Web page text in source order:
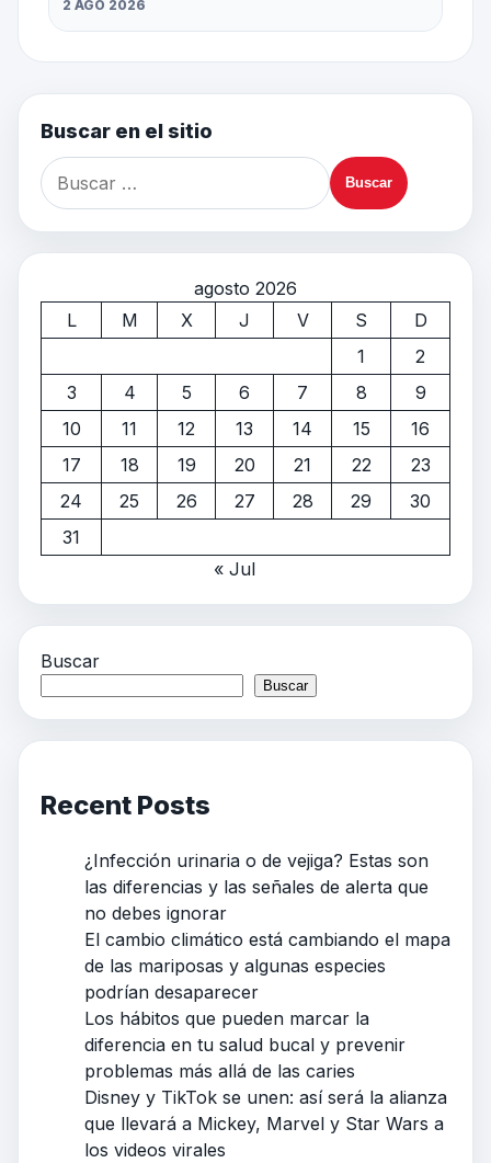
2 AGO 2026
Buscar en el sitio
agosto 2026
L
M X J V S
D
1
2
3
4 5 6 7 8
9
10
11 12 13 14 15
16
17
18 19 20 21 22
23
24
25 26 27 28 29
30
31
« Jul
Buscar
Buscar
Recent Posts
¿Infección urinaria o de vejiga? Estas son
las diferencias y las señales de alerta que
no debes ignorar
El cambio climático está cambiando el mapa
de las mariposas y algunas especies
podrían desaparecer
Los hábitos que pueden marcar la
diferencia en tu salud bucal y prevenir
problemas más allá de las caries
Disney y TikTok se unen: así será la alianza
que llevará a Mickey, Marvel y Star Wars a
los videos virales